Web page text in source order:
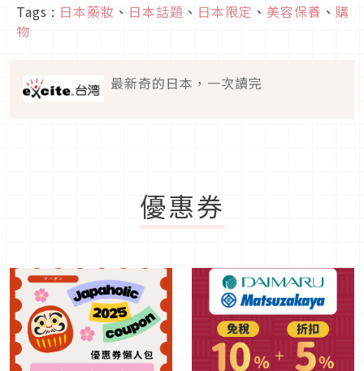
Tags : 日本藥妝 、 日本話題 、 日本限定 、 美容保養 、 購
物
最新奇的日本，一次讀完
優惠券